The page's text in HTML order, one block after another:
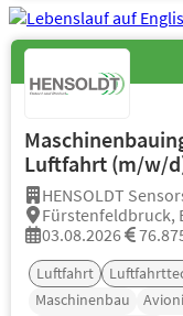
Luftfahrt (m/w/
HENSOLDT
Fürstenfeldbruck,
03.08.2026
Luftfahrt
Maschinenbau